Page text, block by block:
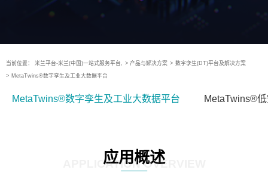
当前位置： 米兰平台-米兰(中国)一站式服务平台, > 产品与解决方案 > 数字孪生(DT)平台及解决方案
> MetaTwins®数字孪生及工业大数据平台
MetaTwins®数字孪生及工业大数据平台 MetaTwins®
应用概述
APPLICATION OVERVIEW